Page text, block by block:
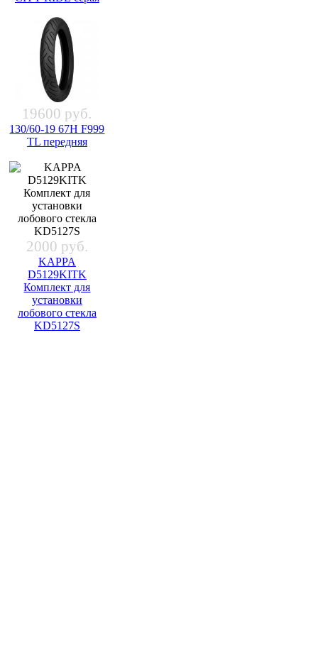
19600 руб.
130/60-19 67H F999
TL передняя
2000 руб.
KAPPA
D5129KITK
Комплект для
установки
лобового стекла
KD5127S